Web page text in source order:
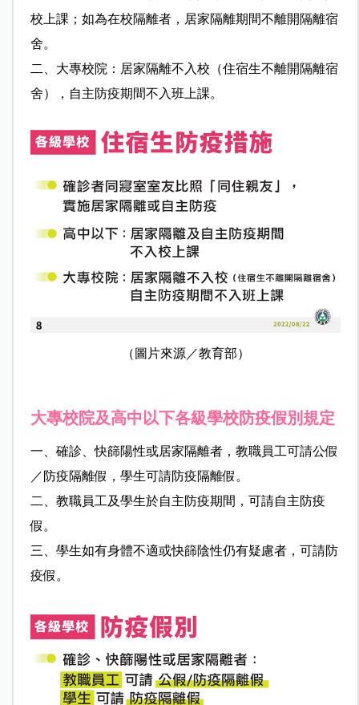
校上課；如為在校隔離者，居家隔離期間不離開隔離宿
舍。
二、大專校院：居家隔離不入校（住宿生不離開隔離宿
舍），自主防疫期間不入班上課。
（圖片來源／教育部）
大專校院及高中以下各級學校防疫假別規定
一、確診、快篩陽性或居家隔離者，教職員工可請公假
／防疫隔離假，學生可請防疫隔離假。
二、教職員工及學生於自主防疫期間，可請自主防疫
假。
三、學生如有身體不適或快篩陰性仍有疑慮者，可請防
疫假。